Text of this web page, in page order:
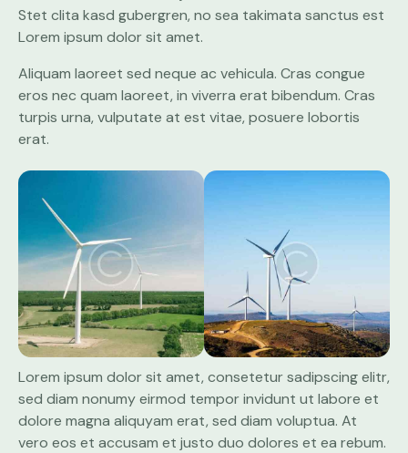
Stet clita kasd gubergren, no sea takimata sanctus est
Lorem ipsum dolor sit amet.
Aliquam laoreet sed neque ac vehicula. Cras congue
eros nec quam laoreet, in viverra erat bibendum. Cras
turpis urna, vulputate at est vitae, posuere lobortis
erat.
Lorem ipsum dolor sit amet, consetetur sadipscing elitr,
sed diam nonumy eirmod tempor invidunt ut labore et
dolore magna aliquyam erat, sed diam voluptua. At
vero eos et accusam et justo duo dolores et ea rebum.